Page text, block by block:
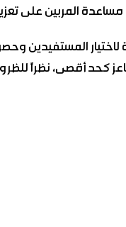
مساعدة المربين على
المستفيدين
من الأغنام والماعز كحد